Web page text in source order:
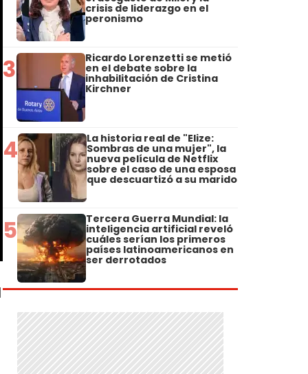
crisis de liderazgo en el
peronismo
3 Ricardo Lorenzetti se metió
en el debate sobre la
inhabilitación de Cristina
Kirchner
4 La historia real de "Elize:
Sombras de una mujer", la
nueva película de Netflix
sobre el caso de una esposa
que descuartizó a su marido
5 Tercera Guerra Mundial: la
inteligencia artificial reveló
cuáles serían los primeros
países latinoamericanos en
ser derrotados